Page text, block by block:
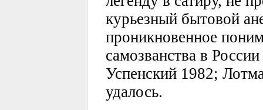
курьезный бытовой
проникновенное
самозванства в
Успенский 1982;
удалось.